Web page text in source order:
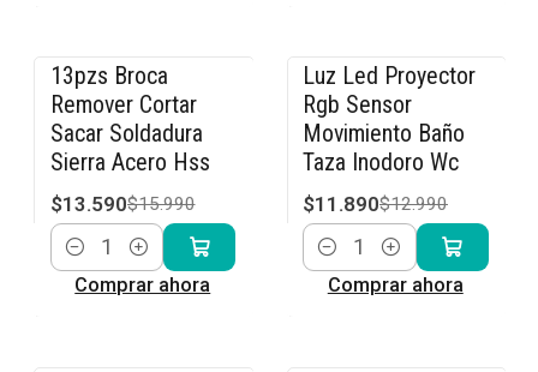
-15% OFF
13pzs Broca
Remover Cortar
Sacar Soldadura
Sierra Acero Hss
$13.590$15.990
Cantidad
Comprar ahora
-8% OFF
Luz Led Proyector
Rgb Sensor
Movimiento Baño
Taza Inodoro Wc
$11.890$12.990
Cantidad
Comprar ahora